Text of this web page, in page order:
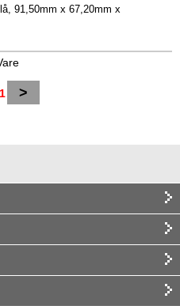
91,50mm x 67,20mm x
1 >